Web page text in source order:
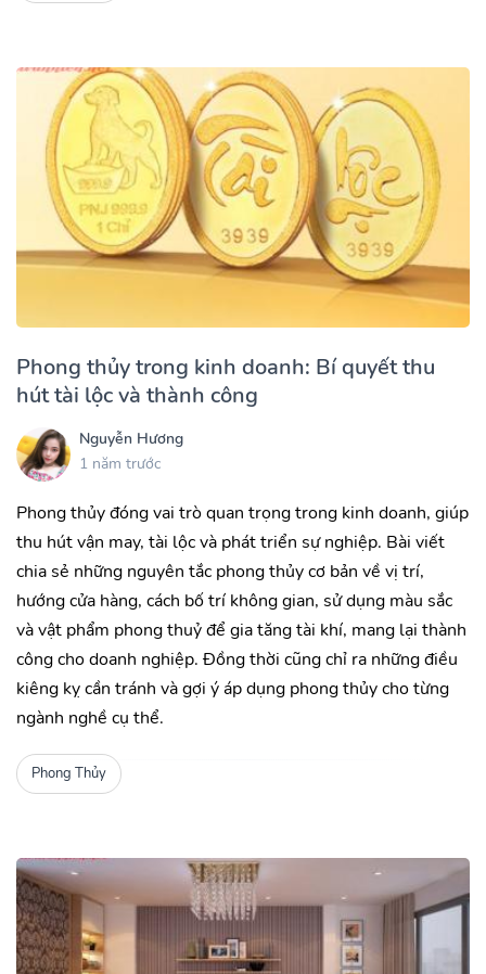
Phong thủy trong kinh doanh: Bí quyết thu
hút tài lộc và thành công
Nguyễn Hương
1 năm trước
Phong thủy đóng vai trò quan trọng trong kinh doanh, giúp
thu hút vận may, tài lộc và phát triển sự nghiệp. Bài viết
chia sẻ những nguyên tắc phong thủy cơ bản về vị trí,
hướng cửa hàng, cách bố trí không gian, sử dụng màu sắc
và vật phẩm phong thuỷ để gia tăng tài khí, mang lại thành
công cho doanh nghiệp. Đồng thời cũng chỉ ra những điều
kiêng kỵ cần tránh và gợi ý áp dụng phong thủy cho từng
ngành nghề cụ thể.
Phong Thủy